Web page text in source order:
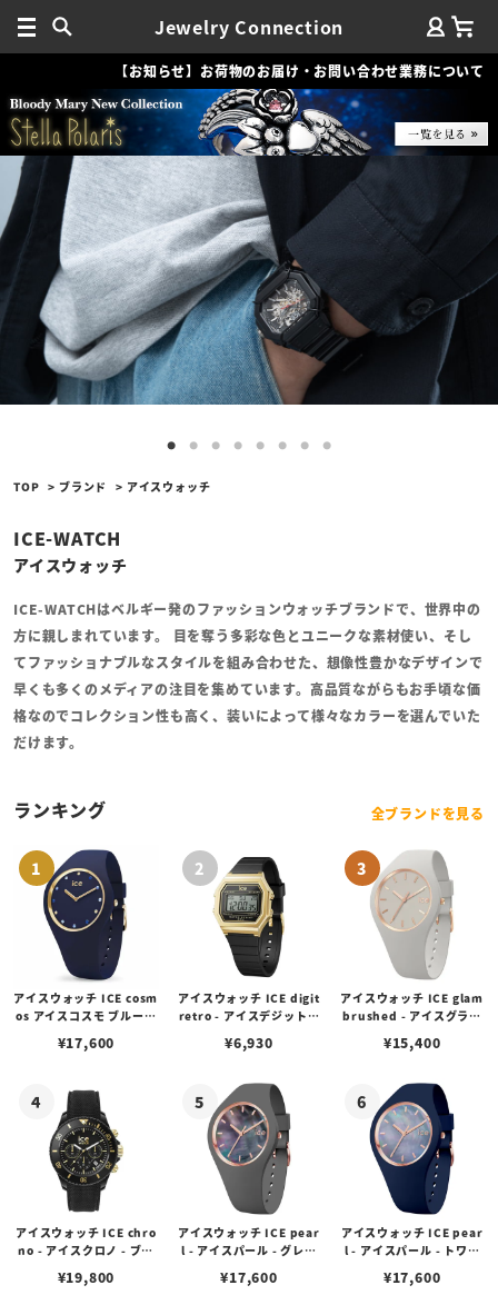
Jewelry Connection
【お知らせ】お荷物のお届け・お問い合わせ業務について
TOP ブランド アイスウォッチ
ICE-WATCH
アイスウォッチ
ICE-WATCHはベルギー発のファッションウォッチブランドで、世界中の
方に親しまれています。 目を奪う多彩な色とユニークな素材使い、そし
てファッショナブルなスタイルを組み合わせた、想像性豊かなデザインで
早くも多くのメディアの注目を集めています。高品質ながらもお手頃な価
格なのでコレクション性も高く、装いによって様々なカラーを選んでいた
だけます。
ランキング 全ブランドを見る
アイスウォッチ ICE cosm
os アイスコスモ ブルーシ
¥17,600
アイスウォッチ ICE digit
retro - アイスデジットレ
（スモール）
¥6,930
アイスウォッチ ICE glam
brushed - アイスグラム
（スモール）
¥15,400
アイスウォッチ ICE chro
no - アイスクロノ - ブラ
ム）
¥19,800
アイスウォッチ ICE pear
l - アイスパール - グレー
¥17,600
アイスウォッチ ICE pear
l - アイスパール - トワイ
¥17,600